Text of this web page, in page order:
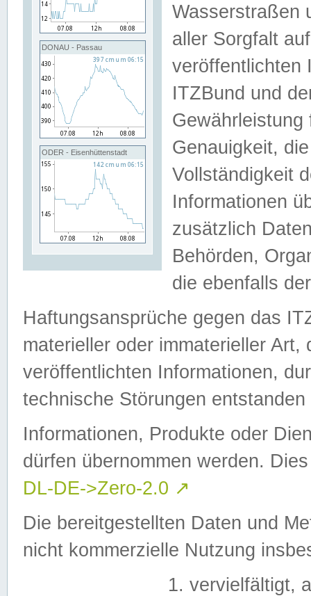
DONAU - Passau
ODER - Eisenhüttenstadt
Wasserstraßen
aller Sorgfalt
veröffentlichten
ITZBund und
Genauigkeit,
Vollständigkeit
Informationen
zusätzlich
Behörden,
die ebenfalls
Haftungsansprüche gegen das
materieller oder immaterieller
veröffentlichten Informationen,
technische Störungen
Informationen, Produkte oder
dürfen übernommen werden.
DL-DE->Zero-2.0 ↗
Die bereitgestellten Daten und
nicht kommerzielle Nutzung
vervielfältigt,